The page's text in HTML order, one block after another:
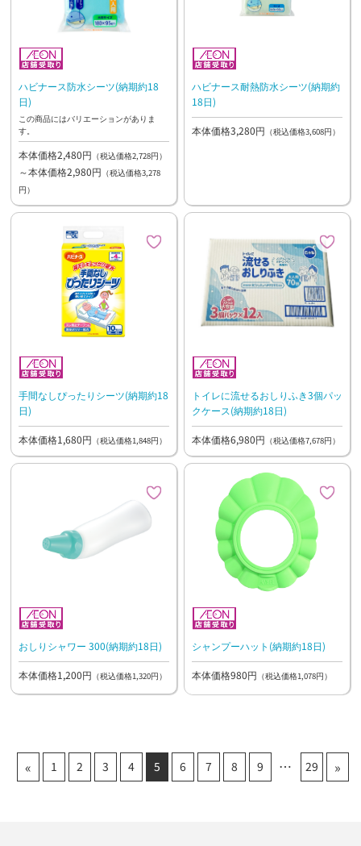
ハビナース防水シーツ(納期約18
日)
この商品にはバリエーションがありま
す。
本体価格2,480円 （税込価格2,728円）
～本体価格2,980円 （税込価格3,278
円）
ハビナース耐熱防水シーツ(納期約
18日)
本体価格3,280円 （税込価格3,608円）
手間なしぴったりシーツ(納期約18
日)
本体価格1,680円 （税込価格1,848円）
トイレに流せるおしりふき3個パッ
クケース(納期約18日)
本体価格6,980円 （税込価格7,678円）
おしりシャワー 300(納期約18日)
本体価格1,200円 （税込価格1,320円）
シャンプーハット(納期約18日)
本体価格980円 （税込価格1,078円）
« 1 2 3 4 5 6 7 8 9 29 »